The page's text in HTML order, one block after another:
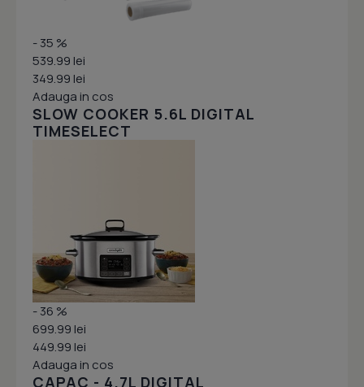
- 35 %
539.99 lei
349.99 lei
Adauga in cos
SLOW COOKER 5.6L DIGITAL
TIMESELECT
- 36 %
699.99 lei
449.99 lei
Adauga in cos
CAPAC - 4.7L DIGITAL